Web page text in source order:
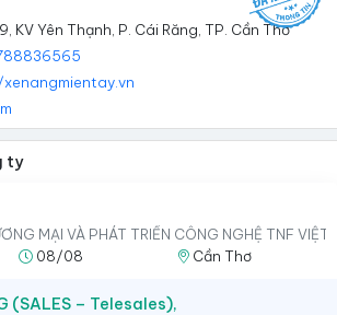
KV Yên Thạnh, P. Cái Răng, TP. Cần Thơ
ty
MẠI VÀ PHÁT TRIỂN CÔNG NGHỆ TNF VIỆT
08/08 Cần Thơ
(SALES – Telesales),